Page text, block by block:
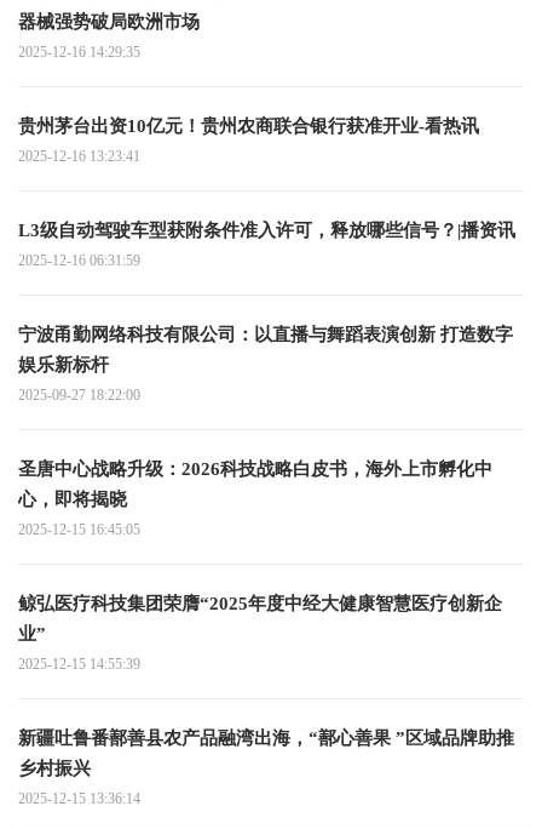
器械强势破局欧洲市场
2025-12-16 14:29:35
贵州茅台出资10亿元！贵州农商联合银行获准开业-看热讯
2025-12-16 13:23:41
L3级自动驾驶车型获附条件准入许可，释放哪些信号？|播资讯
2025-12-16 06:31:59
宁波甬勤网络科技有限公司：以直播与舞蹈表演创新 打造数字
娱乐新标杆
2025-09-27 18:22:00
圣唐中心战略升级：2026科技战略白皮书，海外上市孵化中
心，即将揭晓
2025-12-15 16:45:05
鲸弘医疗科技集团荣膺“2025年度中经大健康智慧医疗创新企
业”
2025-12-15 14:55:39
新疆吐鲁番鄯善县农产品融湾出海，“鄯心善果 ”区域品牌助推
乡村振兴
2025-12-15 13:36:14